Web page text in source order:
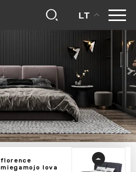
LT
florence
miegamojo lova